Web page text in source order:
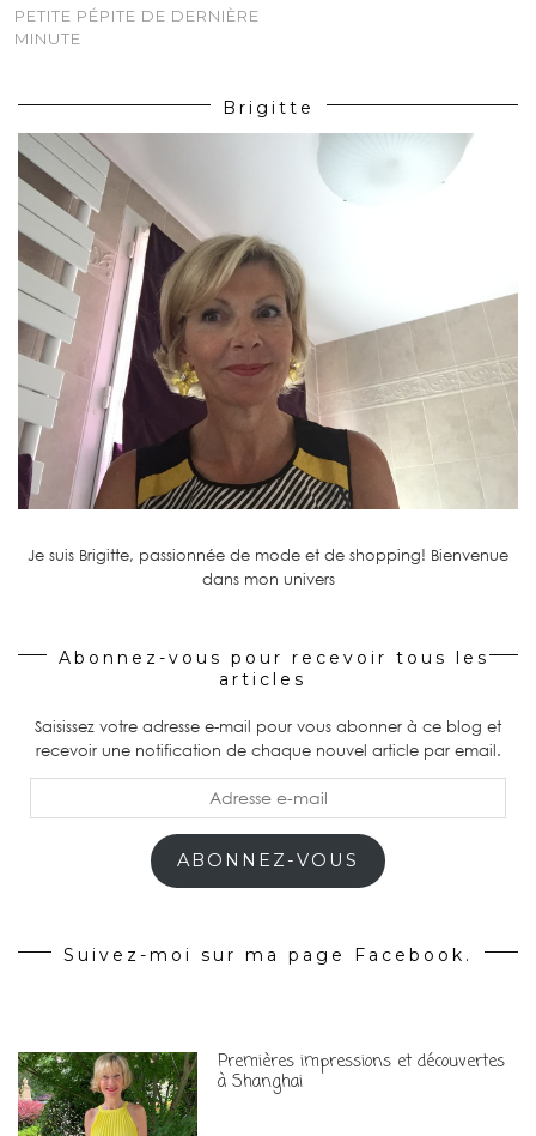
PETITE PÉPITE DE DERNIÈRE
MINUTE
Brigitte
Je suis Brigitte, passionnée de mode et de shopping! Bienvenue
dans mon univers
Abonnez-vous pour recevoir tous les
articles
Saisissez votre adresse e-mail pour vous abonner à ce blog et
recevoir une notification de chaque nouvel article par email.
ABONNEZ-VOUS
Suivez-moi sur ma page Facebook.
Premières impressions et découvertes
à Shanghai